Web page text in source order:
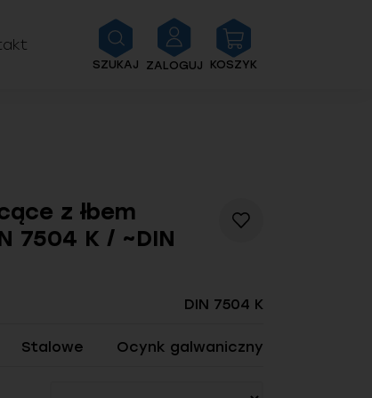
SZUKAJ ZALOGUJ KOSZYK
z łbem
7504 K / ~DIN
DIN 7504 K
Stalowe Ocynk galwaniczny
Dodaj